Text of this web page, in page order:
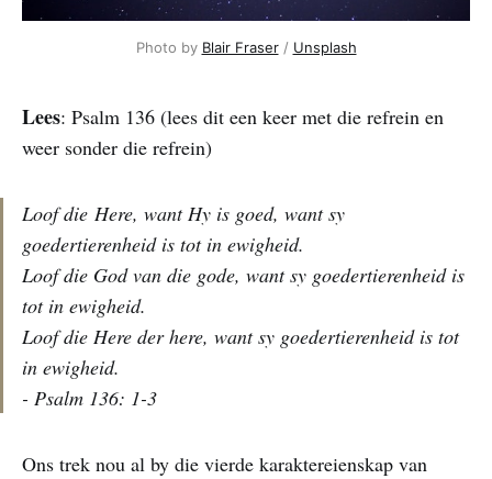
Photo by Blair Fraser / Unsplash
Lees: Psalm 136 (lees dit een keer met die refrein en
weer sonder die refrein)
Loof die Here, want Hy is goed, want sy
goedertierenheid is tot in ewigheid.
Loof die God van die gode, want sy goedertierenheid is
tot in ewigheid.
Loof die Here der here, want sy goedertierenheid is tot
in ewigheid.
- Psalm 136: 1-3
Ons trek nou al by die vierde karaktereienskap van